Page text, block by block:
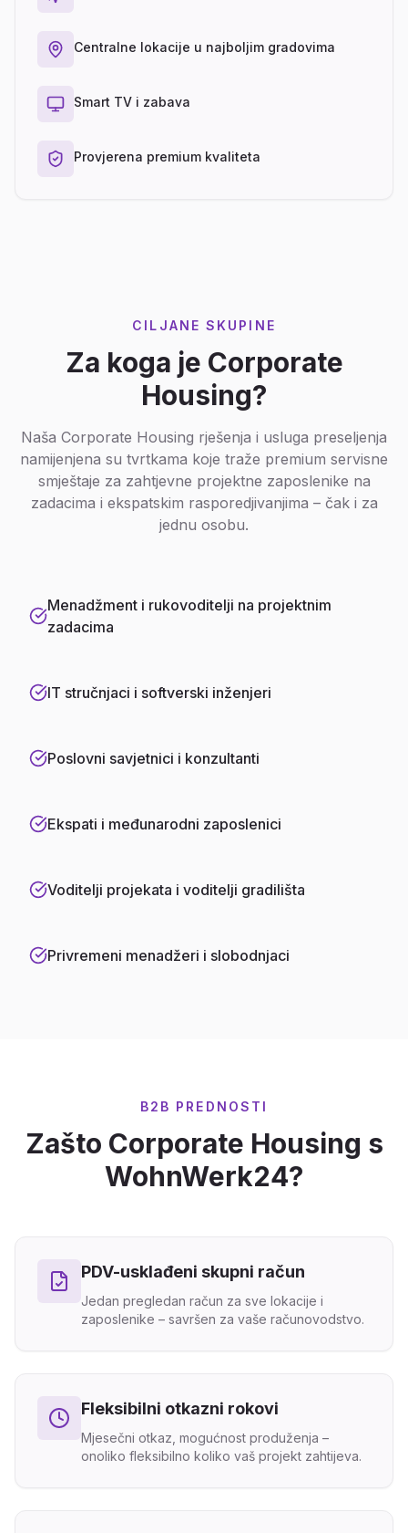
Centralne lokacije u najboljim gradovima
Smart TV i zabava
Provjerena premium kvaliteta
CILJANE SKUPINE
Za koga je Corporate
Housing?
Naša Corporate Housing rješenja i usluga preseljenja
namijenjena su tvrtkama koje traže premium servisne
smještaje za zahtjevne projektne zaposlenike na
zadacima i ekspatskim rasporedjivanjima – čak i za
jednu osobu.
Menadžment i rukovoditelji na projektnim
zadacima
IT stručnjaci i softverski inženjeri
Poslovni savjetnici i konzultanti
Ekspati i međunarodni zaposlenici
Voditelji projekata i voditelji gradilišta
Privremeni menadžeri i slobodnjaci
B2B PREDNOSTI
Zašto Corporate Housing s
WohnWerk24?
PDV-usklađeni skupni račun
Jedan pregledan račun za sve lokacije i
zaposlenike – savršen za vaše računovodstvo.
Fleksibilni otkazni rokovi
Mjesečni otkaz, mogućnost produženja –
onoliko fleksibilno koliko vaš projekt zahtijeva.